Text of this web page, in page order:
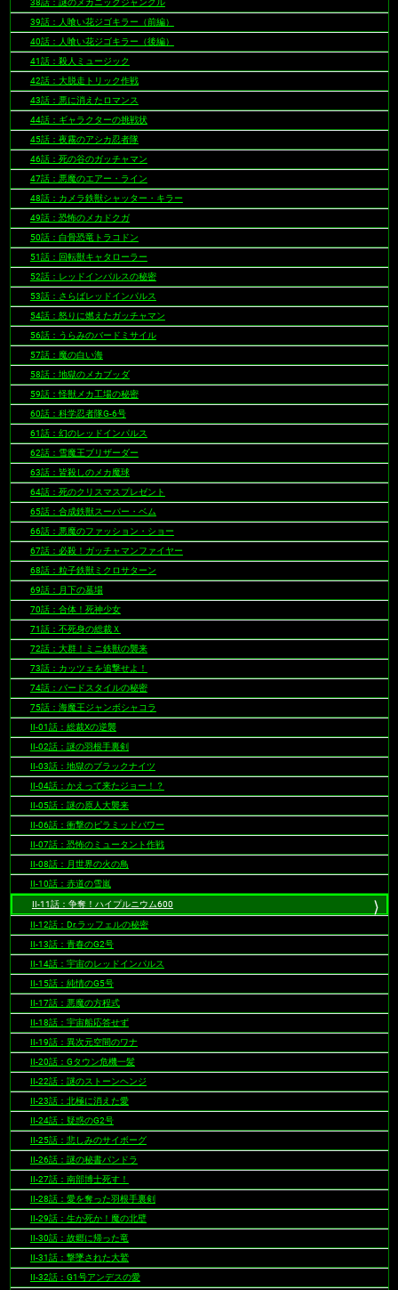
38話：謎のメカニックジャングル
39話：人喰い花ジゴキラー（前編）
40話：人喰い花ジゴキラー（後編）
41話：殺人ミュージック
42話：大脱走トリック作戦
43話：悪に消えたロマンス
44話：ギャラクターの挑戦状
45話：夜霧のアシカ忍者隊
46話：死の谷のガッチャマン
47話：悪魔のエアー・ライン
48話：カメラ鉄獣シャッター・キラー
49話：恐怖のメカドクガ
50話：白骨恐竜トラコドン
51話：回転獣キャタローラー
52話：レッドインパルスの秘密
53話：さらばレッドインパルス
54話：怒りに燃えたガッチャマン
56話：うらみのバードミサイル
57話：魔の白い海
58話：地獄のメカブッダ
59話：怪獣メカ工場の秘密
60話：科学忍者隊G-6号
61話：幻のレッドインパルス
62話：雪魔王ブリザーダー
63話：皆殺しのメカ魔球
64話：死のクリスマスプレゼント
65話：合成鉄獣スーパー・ベム
66話：悪魔のファッション・ショー
67話：必殺！ガッチャマンファイヤー
68話：粒子鉄獣ミクロサターン
69話：月下の墓場
70話：合体！死神少女
71話：不死身の総裁Ｘ
72話：大群！ミニ鉄獣の襲来
73話：カッツェを追撃せよ！
74話：バードスタイルの秘密
75話：海魔王ジャンボシャコラ
II-01話：総裁Xの逆襲
II-02話：謎の羽根手裏剣
II-03話：地獄のブラックナイツ
II-04話：かえって来たジョー！？
II-05話：謎の原人大襲来
II-06話：衝撃のピラミッドパワー
II-07話：恐怖のミュータント作戦
II-08話：月世界の火の鳥
II-10話：赤道の雪嵐
II-11話：争奪！ハイプルニウム600
II-12話：Dr.ラッフェルの秘密
II-13話：青春のG2号
II-14話：宇宙のレッドインパルス
II-15話：純情のG5号
II-17話：悪魔の方程式
II-18話：宇宙船応答せず
II-19話：異次元空間のワナ
II-20話：Gタウン危機一髪
II-22話：謎のストーンヘンジ
II-23話：北極に消えた愛
II-24話：疑惑のG2号
II-25話：悲しみのサイボーグ
II-26話：謎の秘書パンドラ
II-27話：南部博士死す！
II-28話：愛を奪った羽根手裏剣
II-29話：生か死か！魔の北壁
II-30話：故郷に帰った竜
II-31話：撃墜された大鷲
II-32話：G1号アンデスの愛